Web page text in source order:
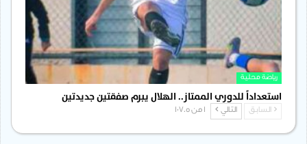
رياضة محلية
استعداداً للدوري الممتاز.. الهلال يبرم صفقتين جديدتين
السابق التالي